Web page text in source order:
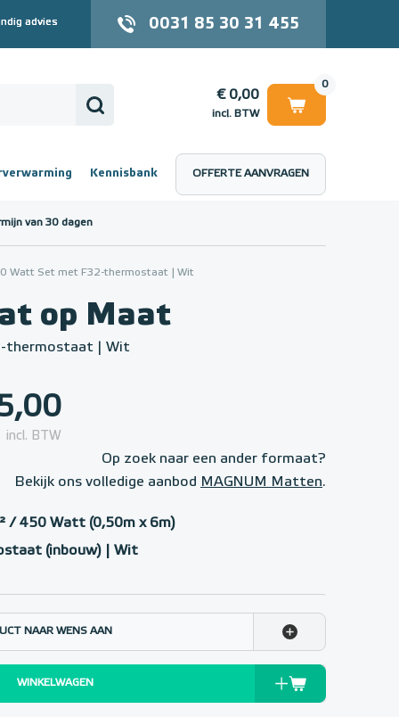
advies 0031 85 30 31 455
0
€ 0,00
incl. BTW
€ 0,00
Kennisbank OFFERTE AANVRAGEN
van 30 dagen
Watt Set met F32-thermostaat | Wit
op Maat
thermostaat | Wit
incl. BTW
Op zoek naar een ander formaat?
Bekijk ons volledige aanbod MAGNUM Matten.
/ 450 Watt (0,50m x 6m)
(inbouw) | Wit
NAAR WENS AAN
WINKELWAGEN